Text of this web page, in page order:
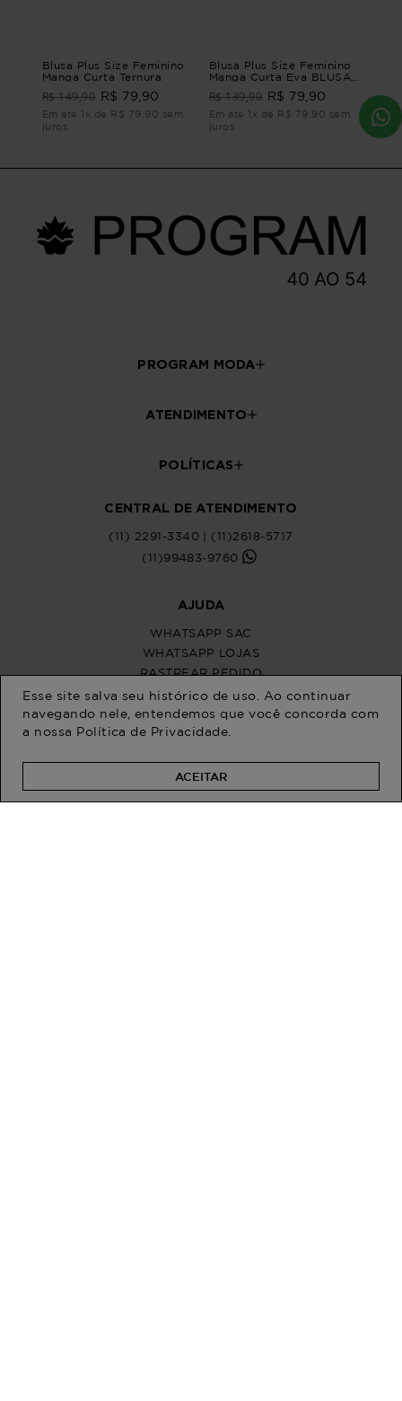
Blusa Plus Size Feminino
Manga Curta Ternura
R$ 149,90 R$ 79,90
Em até 1x de R$ 79,90 sem
juros
Blusa Plus Size Feminino
Manga Curta Eva BLUSA
Preto G1 - 48
R$ 139,90 R$ 79,90
Em até 1x de R$ 79,90 sem
juros
Esse site salva seu histórico de uso. Ao continuar
navegando nele, entendemos que você concorda com
a nossa Política de Privacidade
ACEITAR